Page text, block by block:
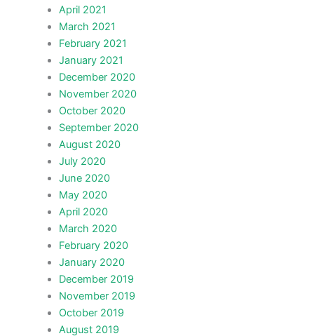
April 2021
March 2021
February 2021
January 2021
December 2020
November 2020
October 2020
September 2020
August 2020
July 2020
June 2020
May 2020
April 2020
March 2020
February 2020
January 2020
December 2019
November 2019
October 2019
August 2019